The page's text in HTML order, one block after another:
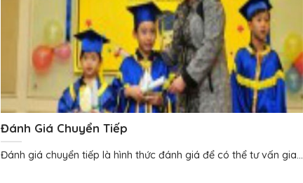
Đánh Giá Chuyển Tiếp
Đánh giá chuyển tiếp là hình thức đánh giá để có thể tư vấn gia...